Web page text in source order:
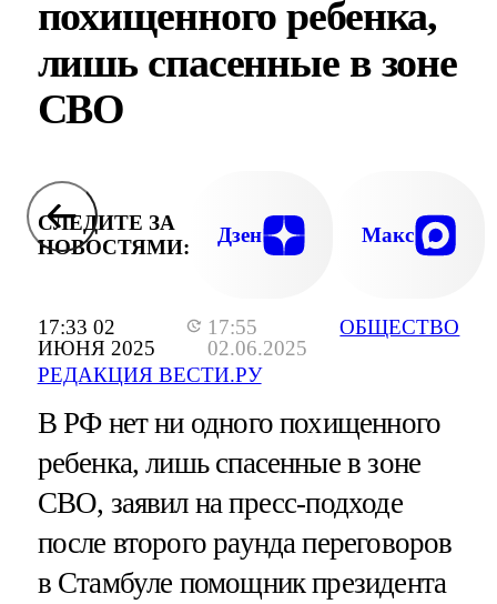
17:33 02
ИЮНЯ 2025
17:55
02.06.2025
РЕДАКЦИЯ ВЕСТИ.РУ
ОБЩЕСТВО
похищенного ребенка,
лишь спасенные в зоне
СВО
СЛЕДИТЕ ЗА
НОВОСТЯМИ:
Дзен Макс
В РФ нет ни одного похищенного
ребенка, лишь спасенные в зоне
СВО, заявил на пресс-подходе
после второго раунда переговоров
в Стамбуле помощник президента